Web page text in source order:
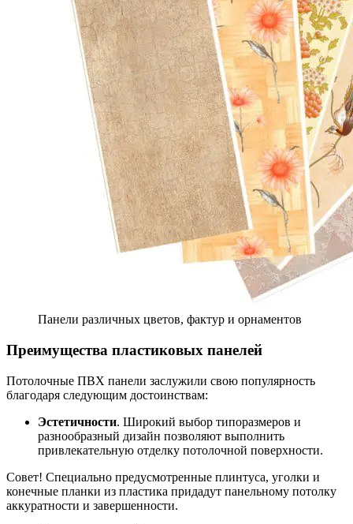
Панели различных цветов, фактур и орнаментов
Преимущества пластиковых панелей
Потолочные ПВХ панели заслужили свою популярность
благодаря следующим достоинствам:
Эстетичности. Широкий выбор типоразмеров и
разнообразный дизайн позволяют выполнить
привлекательную отделку потолочной поверхности.
Совет! Специально предусмотренные плинтуса, уголки и
конечные планки из пластика придадут панельному потолку
аккуратности и завершенности.